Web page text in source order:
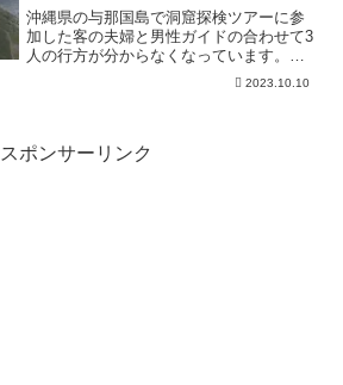
沖縄県の与那国島で洞窟探検ツアーに参
加した客の夫婦と男性ガイドの合わせて3
人の行方が分からなくなっています。
警察によりますと、10日午後5時ごろ、与
那国島で「洞窟探検ツアーに行った客2人
2023.10.10
スポンサーリンク